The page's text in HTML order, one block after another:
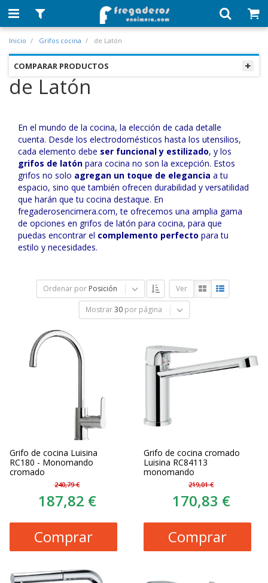
Inicio Grifos cocina de Latón
COMPARAR PRODUCTOS
de Latón
En el mundo de la cocina, la elección de cada detalle
cuenta. Desde los electrodomésticos hasta los utensilios,
cada elemento debe ser funcional y estilizado, y los
grifos de latón para cocina no son la excepción. Estos
grifos no solo agregan un toque de elegancia a tu
espacio, sino que también ofrecen durabilidad y versatilidad
que harán que tu cocina destaque. En
fregaderosencimera.com, te ofrecemos una amplia gama
de opciones en grifos de latón para cocina, para que
puedas encontrar el complemento perfecto para tu
estilo y necesidades.
Ordenar por Posición Ver
Mostrar 30 por página
Grifo de cocina Luisina
RC180 - Monomando
cromado
240,79 €
187,82 €
Comprar
Grifo de cocina cromado
Luisina RC84113
monomando
219,01 €
170,83 €
Comprar